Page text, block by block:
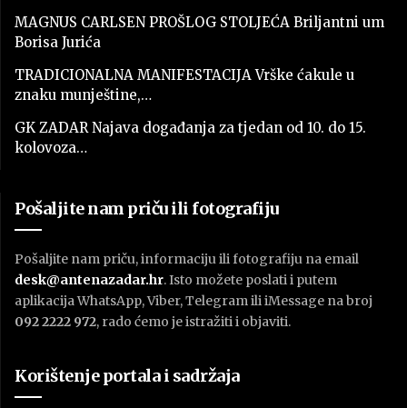
MAGNUS CARLSEN PROŠLOG STOLJEĆA Briljantni um
Borisa Jurića
TRADICIONALNA MANIFESTACIJA Vrške ćakule u
znaku munještine,…
GK ZADAR Najava događanja za tjedan od 10. do 15.
kolovoza…
Pošaljite nam priču ili fotografiju
Pošaljite nam priču, informaciju ili fotografiju na email
desk@antenazadar.hr. Isto možete poslati i putem
aplikacija WhatsApp, Viber, Telegram ili iMessage na broj
092 2222 972, rado ćemo je istražiti i objaviti.
Korištenje portala i sadržaja